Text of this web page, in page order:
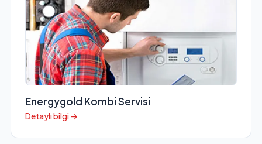
Energygold Kombi Servisi
Detaylı bilgi →